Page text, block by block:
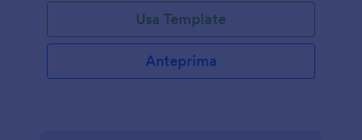
Usa Template
Anteprima